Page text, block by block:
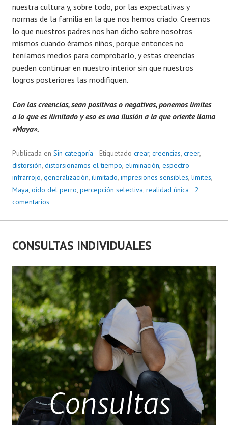
nuestra cultura y, sobre todo, por las expectativas y
normas de la familia en la que nos hemos criado. Creemos
lo que nuestros padres nos han dicho sobre nosotros
mismos cuando éramos niños, porque entonces no
teníamos medios para comprobarlo, y estas creencias
pueden continuar en nuestro interior sin que nuestros
logros posteriores las modifiquen.
Con las creencias, sean positivas o negativas, ponemos limites
a lo que es ilimitado y eso es una ilusión a la que oriente llama
«Maya».
Publicada en Sin categoría Etiquetado crear, creencias, creer,
distorsión, distorsionamos el tiempo, eliminación, espectro
infrarrojo, generalización, ilimitado, impresiones sensibles, límites,
Maya, oído del perro, percepción selectiva, realidad única
2
comentarios
CONSULTAS INDIVIDUALES